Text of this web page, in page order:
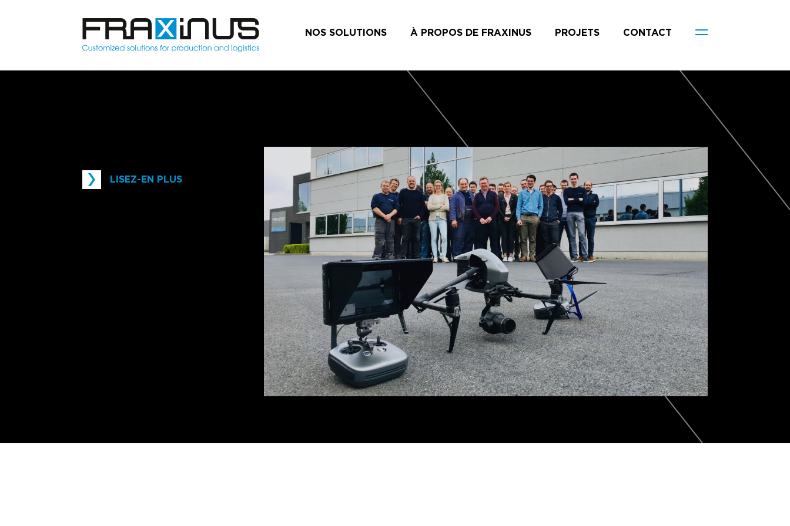
NOS SOLUTIONS À PROPOS DE FRAXINUS PROJETS CONTACT
LISEZ-EN PLUS